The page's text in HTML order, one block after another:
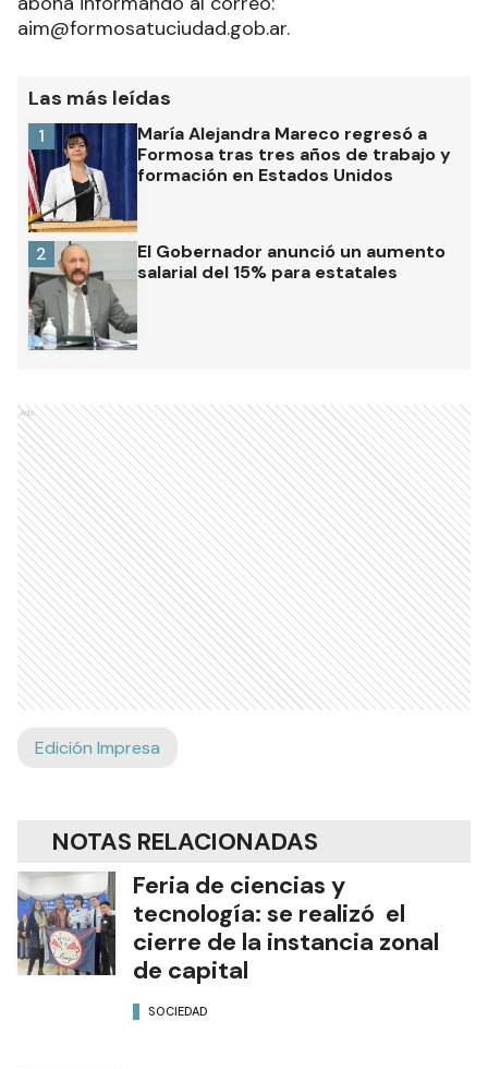
aim@formosatuciudad.gob.ar.
Las más leídas
María Alejandra Mareco regresó a
Formosa tras tres años de trabajo y
formación en Estados Unidos
1
El Gobernador anunció un aumento
salarial del 15% para estatales
2
Ads
Edición Impresa
NOTAS RELACIONADAS
Feria de ciencias y
tecnología: se realizó el
cierre de la instancia zonal
de capital
SOCIEDAD